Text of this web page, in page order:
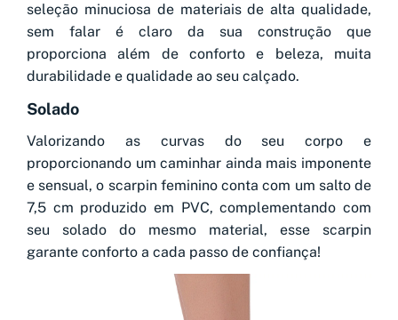
seleção minuciosa de materiais de alta qualidade,
sem falar é claro da sua construção que
proporciona além de conforto e beleza, muita
durabilidade e qualidade ao seu calçado.
Solado
Valorizando as curvas do seu corpo e
proporcionando um caminhar ainda mais imponente
e sensual, o scarpin feminino conta com um salto de
7,5 cm produzido em PVC, complementando com
seu solado do mesmo material, esse scarpin
garante conforto a cada passo de confiança!